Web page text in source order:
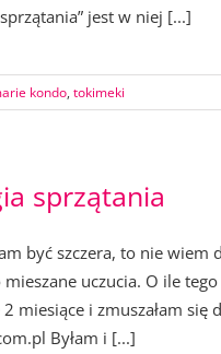
jest w niej [...]
kondo, tokimeki
sprzątania
być szczera, to nie
mieszane uczucia. O ile
miesiące i zmuszałam się
Byłam i [...]